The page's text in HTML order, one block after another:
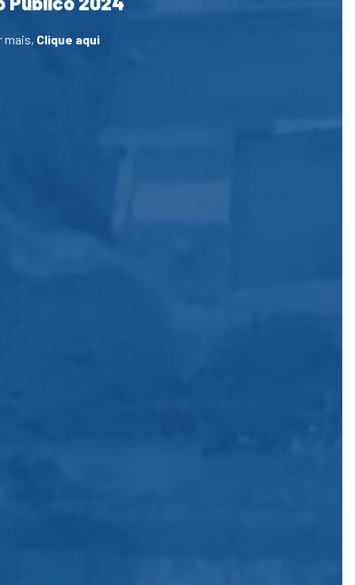
mais, Clique aqui